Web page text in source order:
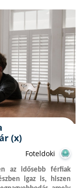
(x)
Foteldoki
az idősebb férfiak
igaz is, hiszen